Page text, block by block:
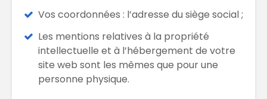
Vos coordonnées : l’adresse du siège social ;
Les mentions relatives à la propriété
intellectuelle et à l’hébergement de votre
site web sont les mêmes que pour une
personne physique.